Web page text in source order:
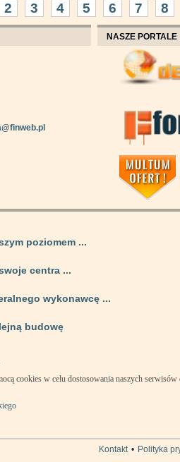
2 3 4 5 6 7 8
NASZE PORTALE
poziomem ...
centra ...
wykonawcę ...
budowę
cookies w celu dostosowania naszych
Kontakt • Polityka